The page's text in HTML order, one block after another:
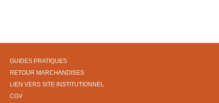
GUIDES PRATIQUES
RETOUR MARCHANDISES
LIEN VERS SITE INSTITUTIONNEL
CGV